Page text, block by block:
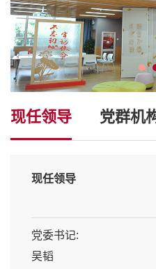
现任领导 党群机
现任领导
党委书记:​
吴韬
党委校长办公室